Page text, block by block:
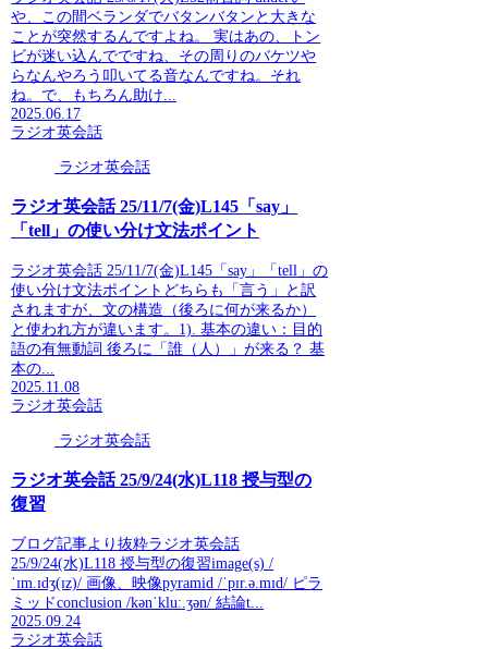
や、この間ベランダでバタンバタンと大きな
ことが突然するんですよね。 実はあの、トン
ビが迷い込んでですね、その周りのバケツや
らなんやろう叩いてる音なんですね。それ
ね。で、もちろん助け...
2025.06.17
ラジオ英会話
ラジオ英会話
ラジオ英会話 25/11/7(金)L145「say」
「tell」の使い分け文法ポイント
ラジオ英会話 25/11/7(金)L145「say」「tell」の
使い分け文法ポイントどちらも「言う」と訳
されますが、文の構造（後ろに何が来るか）
と使われ方が違います。1). 基本の違い：目的
語の有無動詞 後ろに「誰（人）」が来る？ 基
本の...
2025.11.08
ラジオ英会話
ラジオ英会話
ラジオ英会話 25/9/24(水)L118 授与型の
復習
ブログ記事より抜粋ラジオ英会話
25/9/24(水)L118 授与型の復習image(s) /
ˈɪm.ɪdʒ(ɪz)/ 画像、映像pyramid /ˈpɪr.ə.mɪd/ ピラ
ミッドconclusion /kənˈkluː.ʒən/ 結論t...
2025.09.24
ラジオ英会話